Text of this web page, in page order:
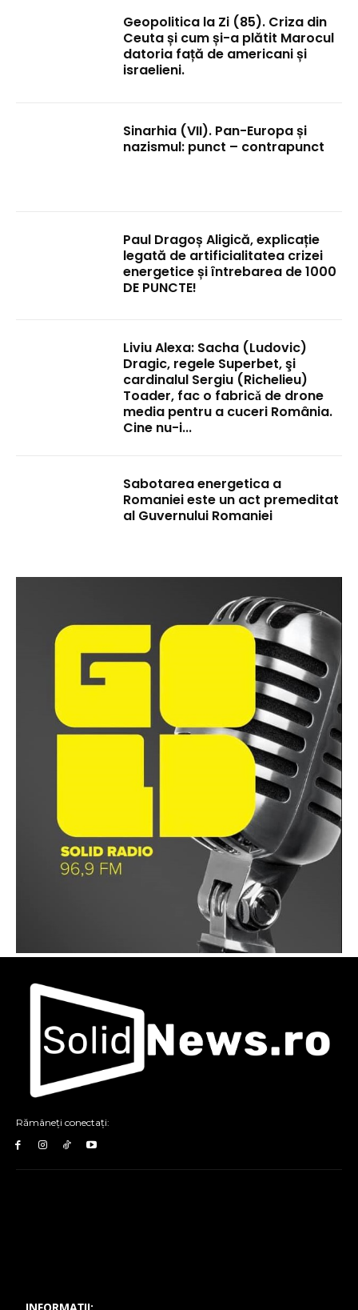
Geopolitica la Zi (85). Criza din
Ceuta și cum și-a plătit Marocul
datoria față de americani și
israelieni.
Sinarhia (VII). Pan-Europa și
nazismul: punct – contrapunct
Paul Dragoș Aligică, explicație
legată de artificialitatea crizei
energetice și întrebarea de 1000
DE PUNCTE!
Liviu Alexa: Sacha (Ludovic)
Dragic, regele Superbet, şi
cardinalul Sergiu (Richelieu)
Toader, fac o fabricǎ de drone
media pentru a cuceri România.
Cine nu-i...
Sabotarea energetica a
Romaniei este un act premeditat
al Guvernului Romaniei
Rămâneți conectați: